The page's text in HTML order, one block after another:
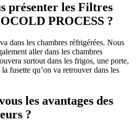
présenter les Filtres
PROCESS ?
dans les chambres réfrigérées. Nous
aller dans les chambres
surtout dans les frigos, une porte,
fusette qu’on va retrouver dans les
les avantages des
?